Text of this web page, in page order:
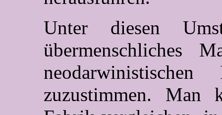
Unter diesen
übermenschliches
zuzustimmen.